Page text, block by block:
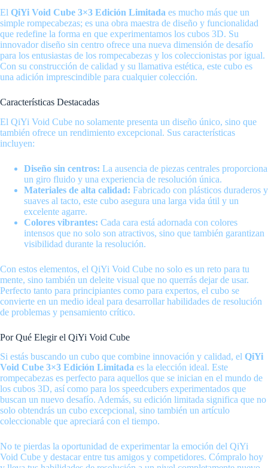
El QiYi Void Cube 3×3 Edición Limitada es mucho más que un
simple rompecabezas; es una obra maestra de diseño y funcionalidad
que redefine la forma en que experimentamos los cubos 3D. Su
innovador diseño sin centro ofrece una nueva dimensión de desafío
para los entusiastas de los rompecabezas y los coleccionistas por igual.
Con su construcción de calidad y su llamativa estética, este cubo es
una adición imprescindible para cualquier colección.
Características Destacadas
El QiYi Void Cube no solamente presenta un diseño único, sino que
también ofrece un rendimiento excepcional. Sus características
incluyen:
Diseño sin centros: La ausencia de piezas centrales proporciona
un giro fluido y una experiencia de resolución única.
Materiales de alta calidad: Fabricado con plásticos duraderos y
suaves al tacto, este cubo asegura una larga vida útil y un
excelente agarre.
Colores vibrantes: Cada cara está adornada con colores
intensos que no solo son atractivos, sino que también garantizan
visibilidad durante la resolución.
Con estos elementos, el QiYi Void Cube no solo es un reto para tu
mente, sino también un deleite visual que no querrás dejar de usar.
Perfecto tanto para principiantes como para expertos, el cubo se
convierte en un medio ideal para desarrollar habilidades de resolución
de problemas y pensamiento crítico.
Por Qué Elegir el QiYi Void Cube
Si estás buscando un cubo que combine innovación y calidad, el QiYi
Void Cube 3×3 Edición Limitada es la elección ideal. Este
rompecabezas es perfecto para aquellos que se inician en el mundo de
los cubos 3D, así como para los speedcubers experimentados que
buscan un nuevo desafío. Además, su edición limitada significa que no
solo obtendrás un cubo excepcional, sino también un artículo
coleccionable que apreciará con el tiempo.
No te pierdas la oportunidad de experimentar la emoción del QiYi
Void Cube y destacar entre tus amigos y competidores. Cómpralo hoy